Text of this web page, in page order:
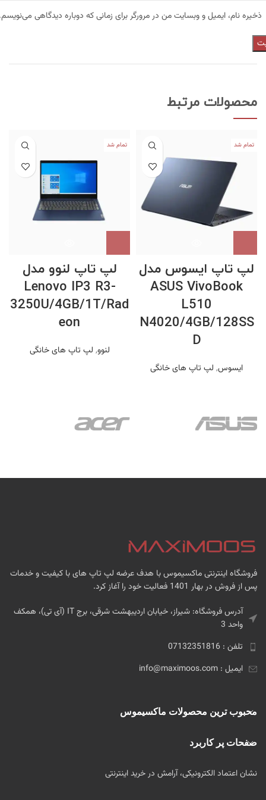
ذخیره نام، ایمیل و وبسایت من در مرورگر برای زمانی که دوباره دیدگاهی
محصولات مرتبط
تمام شد
لپ تاپ ایسوس مدل
ASUS VivoBook
L510
N4020/4GB/128SS
D
ایسوس, لپ تاپ های خانگی
تمام شد
لپ تاپ لنوو مدل
Lenovo IP3 R3-
3250U/4GB/1T/Rad
eon
لنوو, لپ تاپ های خانگی
فروشگاه اینترنتی ماکسیموس با هدف عرضه لپ تاپ های با کیفیت و خدمات
پس از فروش در بهار 1401 فعالیت خود را آغاز کرد.
آدرس فروشگاه: شیراز، خیابان اردیبهشت شرقی، برج IT (آی تی)، همکف
واحد 3
تلفن : 07132351816
ایمیل : info@maximoos.com
محبوب ترین محصولات ماکسیموس
صفحات پر کاربرد
نشان اعتماد الکترونیکی، آرامش در خرید اینترنتی